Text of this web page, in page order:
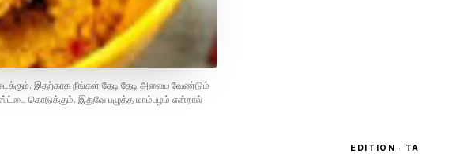
இதற்காக நீங்கள் தேடி தேடி அலைய வேண்டும்
கொடுக்கும். இதுவே பழுத்த மாம்பழம் என்றால்
EDITION · TA